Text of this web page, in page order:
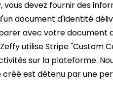
devez fournir des
document d'identité
avec votre document
utilise Stripe "Custom
sur la plateforme.
est détenu par une